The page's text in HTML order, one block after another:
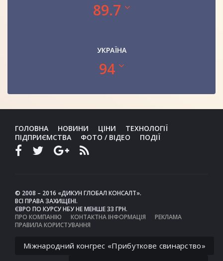
89.7
УКРАЇНА
94
ГОЛОВНА НОВИНИ ЦІНИ
ТЕХНОЛОГІЇ
ПІДПРИЄМСТВА
ФОТО / ВІДЕО ПОДІЇ
© 2008 – 2016 «ДИКУН ГЛОБАЛ КОНСАЛТ».
ВСІ ПРАВА ЗАХИЩЕНІ.
ЄВРО ПО КУРСУ НБУ НЕ МЕНШЕ 33 ГРН.
ПРО КОМПАНІЮ
КОНТАКТНА ІНФОРМАЦІЯ
РЕКЛАМА
ПРАВИЛА КОРИСТУВАННЯ
Міжнародний конгрес «Прибуткове свинарство»